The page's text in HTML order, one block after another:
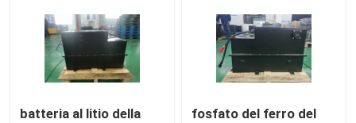
batteria al litio della
fosfato del ferro del